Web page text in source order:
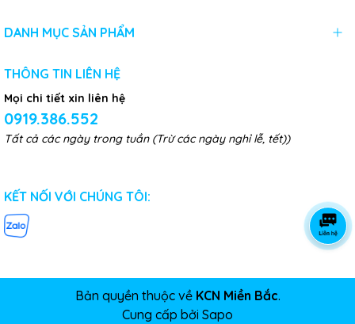
DANH MỤC SẢN PHẨM
THÔNG TIN LIÊN HỆ
Mọi chi tiết xin liên hệ
0919.386.552
Tất cả các ngày trong tuần (Trừ các ngày nghỉ lễ, tết))
KẾT NỐI VỚI CHÚNG TÔI:
Bản quyền thuộc về KCN Miền Bắc.
Cung cấp bởi Sapo